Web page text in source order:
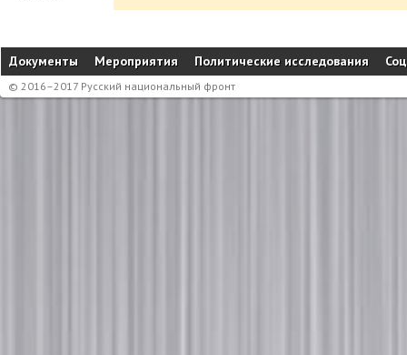
Документы Мероприятия Политические исследования
© 2016–2017 Русский национальный фронт